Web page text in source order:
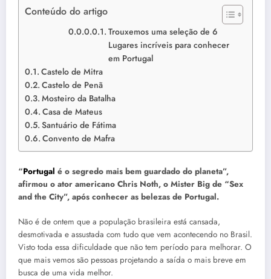
Conteúdo do artigo
Trouxemos uma seleção de 6
Lugares incríveis para conhecer
em Portugal
Castelo de Mitra
Castelo de Penã
Mosteiro da Batalha
Casa de Mateus
Santuário de Fátima
Convento de Mafra
“Portugal é o segredo mais bem guardado do planeta”,
afirmou o ator americano Chris Noth, o Mister Big de “Sex
and the City”, após conhecer as belezas de Portugal.
Não é de ontem que a população brasileira está cansada,
desmotivada e assustada com tudo que vem acontecendo no Brasil.
Visto toda essa dificuldade que não tem período para melhorar. O
que mais vemos são pessoas projetando a saída o mais breve em
busca de uma vida melhor.